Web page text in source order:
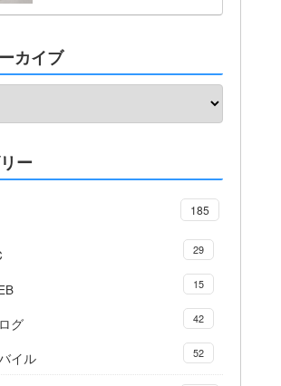
カイブ
ー
185
29
15
グ 42
イル 52